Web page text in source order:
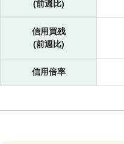
(前週比)
信用買残
(前週比)
信用倍率